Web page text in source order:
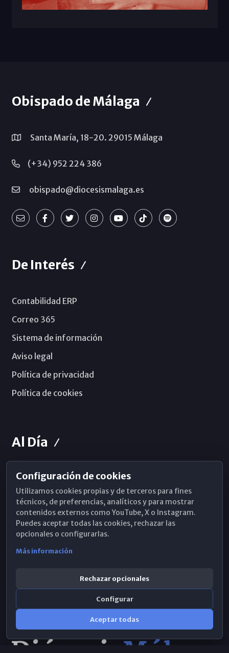
Obispado de Málaga
Santa María, 18-20. 29015 Málaga
(+34) 952 224 386
obispado@diocesismalaga.es
De Interés
Contabilidad ERP
Correo 365
Sistema de información
Aviso legal
Política de privacidad
Política de cookies
Al Día
Horarios de Misa
Hemeroteca
WhatsApp
Configuración de cookies
Utilizamos cookies propias y de terceros para fines
técnicos, de preferencias, analíticos y para mostrar
contenidos externos como YouTube, X o Instagram.
Puedes aceptar todas las cookies, rechazar las
opcionales o configurarlas.
Más información
Rechazar opcionales
Configurar
Aceptar todas